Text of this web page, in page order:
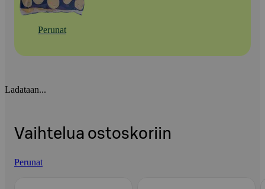
Perunat
Ladataan...
Vaihtelua ostoskoriin
Perunat